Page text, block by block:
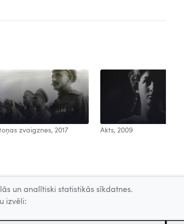
zvaigznes, 2017 Akts, 2009
un analītiski statistikās sīkdatnes.
izvēli: